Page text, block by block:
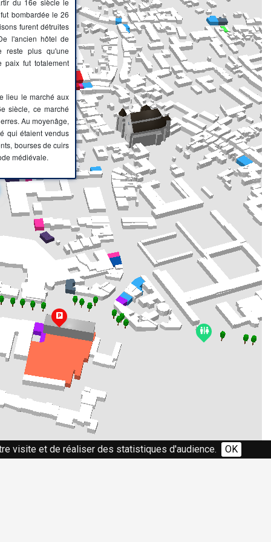
du 16e siècle le
bombardée le 26
furent détruites
l'ancien hôtel de
reste plus qu'une
paix fut totalement
lieu le marché aux
siècle, ce marché
Au moyenâge,
qui étaient vendus
bourses de cuirs
médiévale.
visite et de réaliser des statistiques d'audience. OK